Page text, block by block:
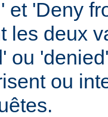
et 'Deny
les deux
ou
ou